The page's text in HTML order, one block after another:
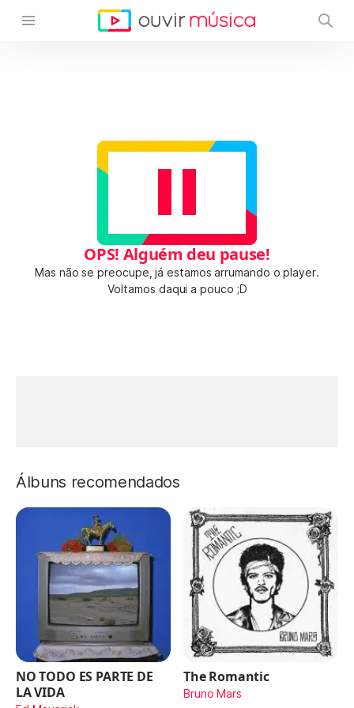
OPS! Alguém deu pause!
Mas não se preocupe, já estamos arrumando o player.
Voltamos daqui a pouco ;D
Álbuns recomendados
NO TODO ES PARTE DE
LA VIDA
The Romantic
Bruno Mars